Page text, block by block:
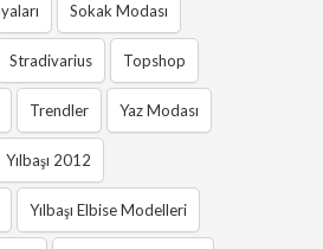
Sokak Modası
Stradivarius Topshop
Trendler Yaz Modası
Yılbaşı 2012
Yılbaşı Elbise Modelleri